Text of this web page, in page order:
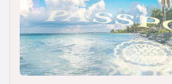
r
i
s
t